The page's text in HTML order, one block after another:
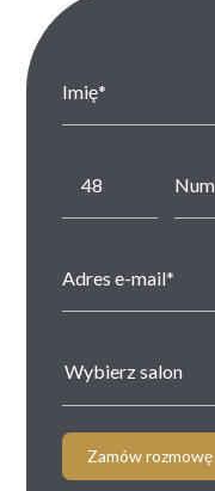
Wybierz salon
Zamów rozmowę